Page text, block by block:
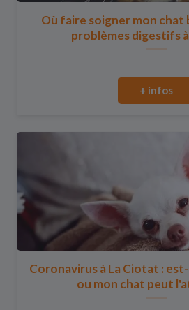
Où faire soigner mon chat
problèmes digestifs
+ infos
Coronavirus à La Ciotat :
ou mon chat peut